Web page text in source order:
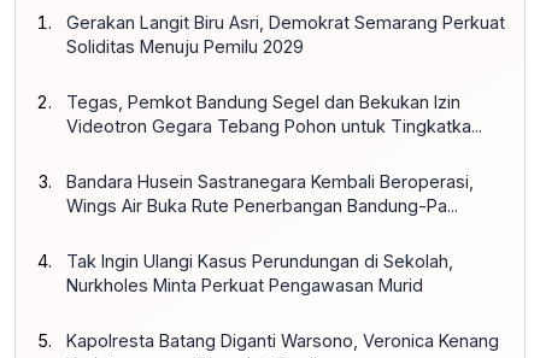
Gerakan Langit Biru Asri, Demokrat Semarang Perkuat
Soliditas Menuju Pemilu 2029
Tegas, Pemkot Bandung Segel dan Bekukan Izin
Videotron Gegara Tebang Pohon untuk Tingkatka...
Bandara Husein Sastranegara Kembali Beroperasi,
Wings Air Buka Rute Penerbangan Bandung-Pa...
Tak Ingin Ulangi Kasus Perundungan di Sekolah,
Nurkholes Minta Perkuat Pengawasan Murid
Kapolresta Batang Diganti Warsono, Veronica Kenang